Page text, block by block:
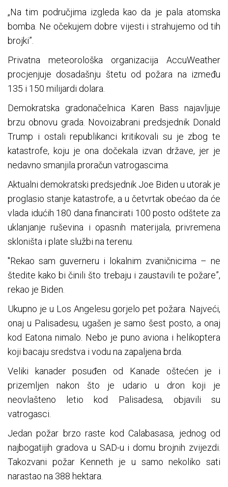
„Na tim područjima izgleda kao da je pala atomska
bomba. Ne očekujem dobre vijesti i strahujemo od tih
brojki”.
Privatna meteorološka organizacija AccuWeather
procjenjuje dosadašnju štetu od požara na između
135 i 150 milijardi dolara.
Demokratska gradonačelnica Karen Bass najavljuje
brzu obnovu grada. Novoizabrani predsjednik Donald
Trump i ostali republikanci kritikovali su je zbog te
katastrofe, koju je ona dočekala izvan države, jer je
nedavno smanjila proračun vatrogascima.
Aktualni demokratski predsjednik Joe Biden u utorak je
proglasio stanje katastrofe, a u četvrtak obećao da će
vlada idućih 180 dana financirati 100 posto odštete za
uklanjanje ruševina i opasnih materijala, privremena
skloništa i plate službi na terenu.
"Rekao sam guverneru i lokalnim zvaničnicima – ne
štedite kako bi činili što trebaju i zaustavili te požare”,
rekao je Biden.
Ukupno je u Los Angelesu gorjelo pet požara. Najveći,
onaj u Palisadesu, ugašen je samo šest posto, a onaj
kod Eatona nimalo. Nebo je puno aviona i helikoptera
koji bacaju sredstva i vodu na zapaljena brda.
Veliki kanader posuđen od Kanade oštećen je i
prizemljen nakon što je udario u dron koji je
neovlašteno letio kod Palisadesa, objavili su
vatrogasci.
Jedan požar brzo raste kod Calabasasa, jednog od
najbogatijih gradova u SAD-u i domu brojnih zvijezdi.
Takozvani požar Kenneth je u samo nekoliko sati
narastao na 388 hektara.